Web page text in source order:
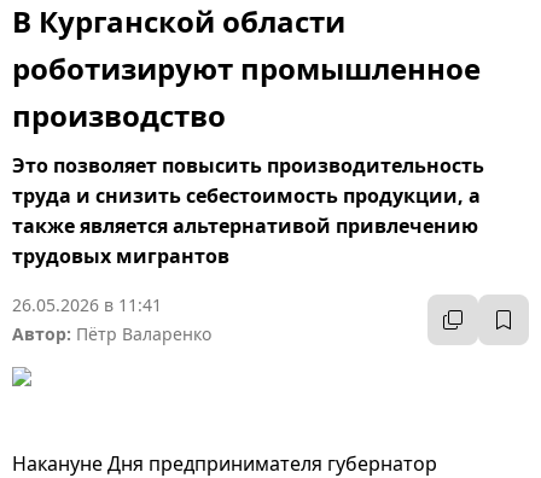
В Курганской области
роботизируют промышленное
производство
Это позволяет повысить производительность
труда и снизить себестоимость продукции, а
также является альтернативой привлечению
трудовых мигрантов
26.05.2026 в 11:41
Автор: Пётр Валаренко
Накануне Дня предпринимателя губернатор